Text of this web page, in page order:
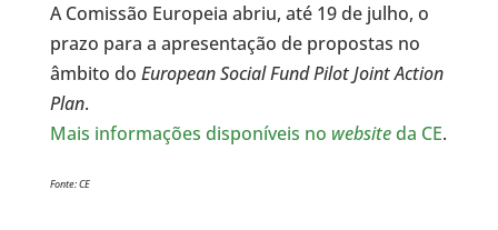
A Comissão Europeia abriu, até 19 de julho, o
prazo para a apresentação de propostas no
âmbito do European Social Fund Pilot Joint Action
Plan.
Mais informações disponíveis no websiteda CE.
Fonte: CE